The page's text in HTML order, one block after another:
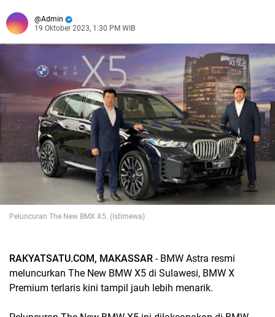
Admin
19 Oktober 2023, 1:30 PM WIB
Peluncuran The New BMX X5. (Istimewa)
RAKYATSATU.COM, MAKASSAR - BMW Astra resmi
meluncurkan The New BMW X5 di Sulawesi, BMW X
Premium terlaris kini tampil jauh lebih menarik.